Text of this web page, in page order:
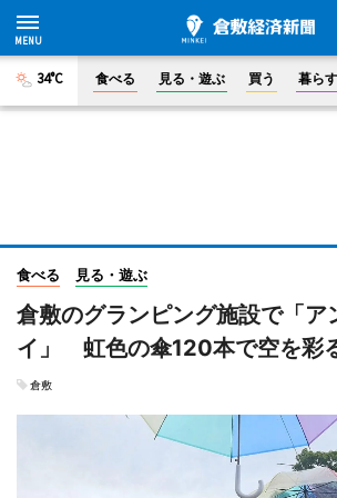
34°C 食べる 見る・遊ぶ 買う 暮ら
食べる 見る・遊ぶ
倉敷のグランピング施設で「ア
イ」 虹色の傘120本で空を彩
倉敷